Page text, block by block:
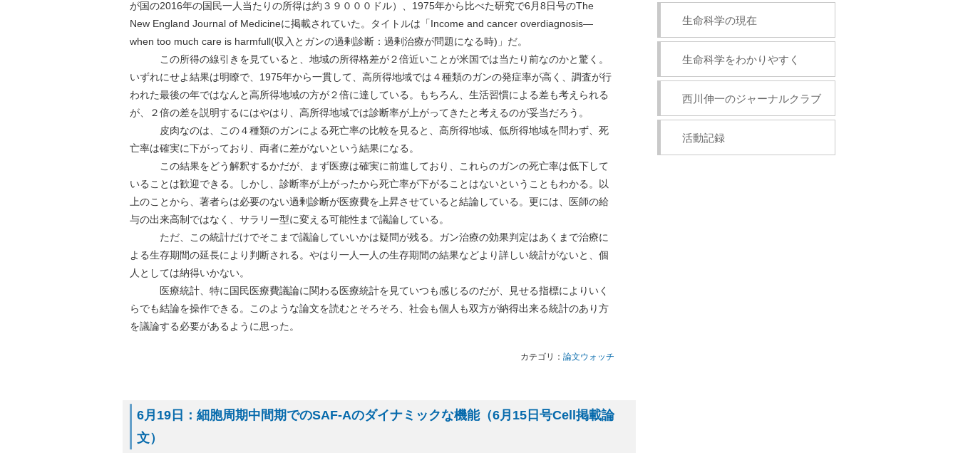
が国の2016年の国民一人当たりの所得は約３９０００ドル）、1975年から比べた研究で6月8日号のThe
New England Journal of Medicineに掲載されていた。タイトルは「Income and cancer overdiagnosis—
when too much care is harmfull(収入とガンの過剰診断：過剰治療が問題になる時)」だ。
この所得の線引きを見ていると、地域の所得格差が２倍近いことが米国では当たり前なのかと驚く。
いずれにせよ結果は明瞭で、1975年から一貫して、高所得地域では４種類のガンの発症率が高く、調査が行
われた最後の年ではなんと高所得地域の方が２倍に達している。もちろん、生活習慣による差も考えられる
が、２倍の差を説明するにはやはり、高所得地域では診断率が上がってきたと考えるのが妥当だろう。
皮肉なのは、この４種類のガンによる死亡率の比較を見ると、高所得地域、低所得地域を問わず、死
亡率は確実に下がっており、両者に差がないという結果になる。
この結果をどう解釈するかだが、まず医療は確実に前進しており、これらのガンの死亡率は低下して
いることは歓迎できる。しかし、診断率が上がったから死亡率が下がることはないということもわかる。以
上のことから、著者らは必要のない過剰診断が医療費を上昇させていると結論している。更には、医師の給
与の出来高制ではなく、サラリー型に変える可能性まで議論している。
ただ、この統計だけでそこまで議論していいかは疑問が残る。ガン治療の効果判定はあくまで治療に
よる生存期間の延長により判断される。やはり一人一人の生存期間の結果などより詳しい統計がないと、個
人としては納得いかない。
医療統計、特に国民医療費議論に関わる医療統計を見ていつも感じるのだが、見せる指標によりいく
らでも結論を操作できる。このような論文を読むとそろそろ、社会も個人も双方が納得出来る統計のあり方
を議論する必要があるように思った。
カテゴリ： 論文ウォッチ
6月19日：細胞周期中間期でのSAF-Aのダイナミックな機能（6月15日号Cell掲載論
文）
生命科学の現在
生命科学をわかりやすく
西川伸一のジャーナルクラブ
活動記録